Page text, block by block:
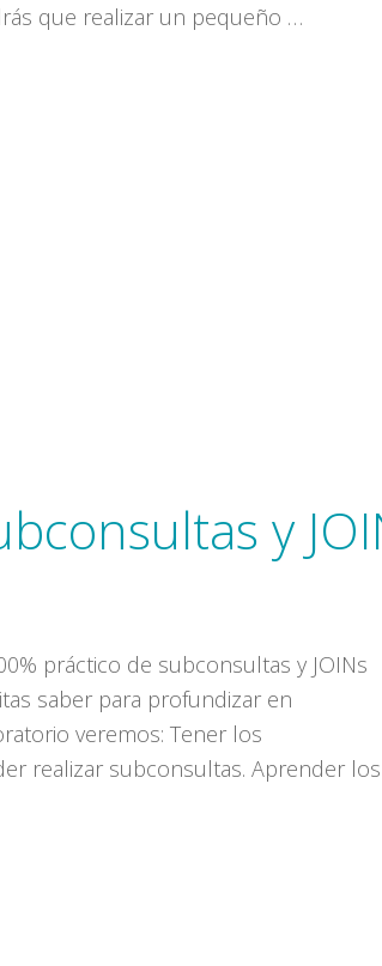
que realizar un pequeño …
y
práctico de subconsultas y JOINs
saber para profundizar en
veremos: Tener los
realizar subconsultas. Aprender los